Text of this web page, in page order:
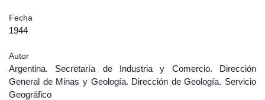
Fecha
1944
Autor
Argentina. Secretaría de Industria y Comercio. Dirección
General de Minas y Geología. Dirección de Geología. Servicio
Geográfico